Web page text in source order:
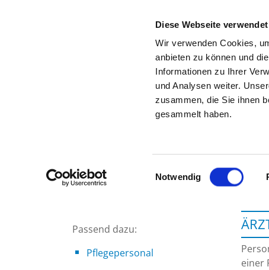
Diese Webseite
Wir verwenden Cookies,
anbieten zu können und
Informationen zu Ihrer
und Analysen weiter.
zusammen, die Sie ihnen
gesammelt haben.
Einwilligungsauswahl
Notwendig
Startseite der Fachabteilung
Passend dazu:
Pflegepersonal
einer